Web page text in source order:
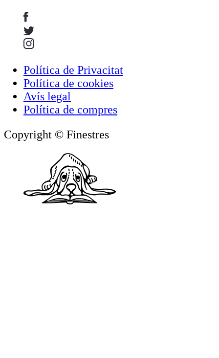
Política de Privacitat
Política de cookies
Avís legal
Política de compres
Copyright © Finestres